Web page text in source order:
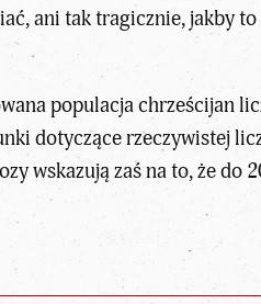
ani tak tragicznie, jakby
populacja chrześcijan
dotyczące rzeczywistej
wskazują zaś na to, że do